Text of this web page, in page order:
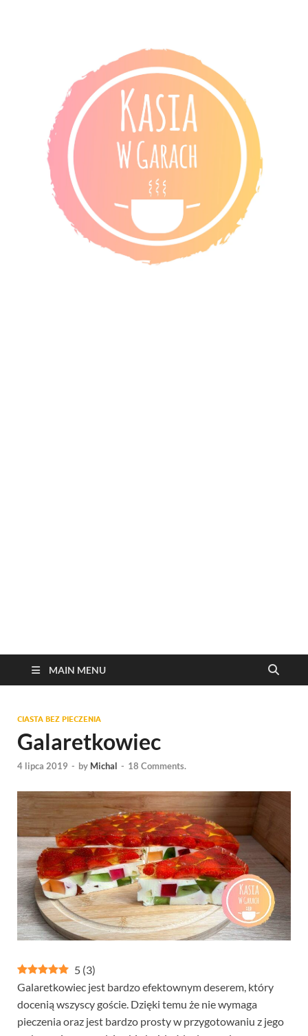
MAIN MENU
CIASTA BEZ PIECZENIA
Galaretkowiec
4 lipca 2019 - by Michal - 18 Comments.
5 (3)
Galaretkowiec jest bardzo efektownym deserem, który
docenią wszyscy goście. Dzięki temu że nie wymaga
pieczenia oraz jest bardzo prosty w przygotowaniu z jego